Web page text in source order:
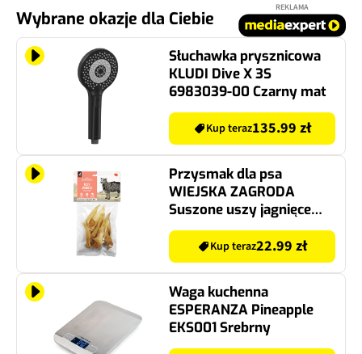
Wybrane okazje dla Ciebie
REKLAMA
Słuchawka prysznicowa
KLUDI Dive X 3S
6983039-00 Czarny mat
Kup teraz135.99 zł
Przysmak dla psa
WIEJSKA ZAGRODA
Suszone uszy jagnięce
100 g
Kup teraz22.99 zł
Waga kuchenna
ESPERANZA Pineapple
EKS001 Srebrny